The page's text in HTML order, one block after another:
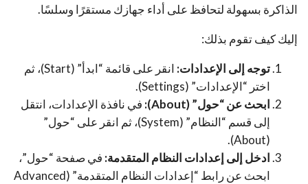
الذاكرة بسهولة لتحافظ على أداء جهازك مستقرًا وسلسًا.
إليك كيف تقوم بذلك:
توجه إلى الإعدادات:
انقر على قائمة “ابدأ” (Start)، ثم
اختر “الإعدادات” (Settings).
ابحث عن “حول” (About):
في نافذة الإعدادات، انتقل
إلى قسم “النظام” (System)، ثم انقر على “حول”
(About).
ادخل إلى إعدادات النظام المتقدمة: في صفحة “حول”،
ابحث عن رابط “إعدادات النظام المتقدمة” (Advanced